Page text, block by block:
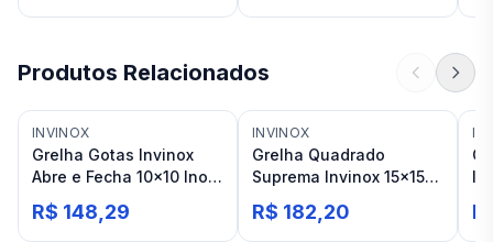
Produtos Relacionados
INVINOX
Grelha Gotas Invinox
Abre e Fecha 10x10 Inox
sem Base
R$ 148,29
INVINOX
Grelha Quadrado
Suprema Invinox 15x15
Inox sem Base
R$ 182,20